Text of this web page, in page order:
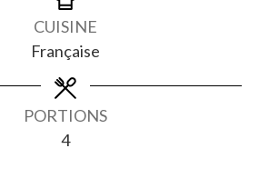
CUISINE
Française
PORTIONS
4